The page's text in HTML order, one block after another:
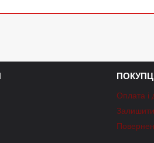
Оплата і
Залишити